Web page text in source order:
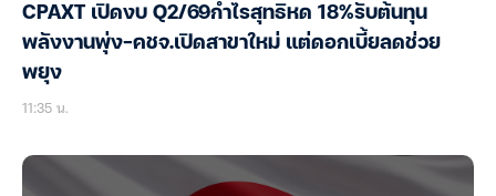
CPAXT เปิดงบ Q2/69กำไรสุทธิหด 18%รับต้นทุน
พลังงานพุ่ง-คชจ.เปิดสาขาใหม่ แต่ดอกเบี้ยลดช่วย
พยุง
11:35 น.